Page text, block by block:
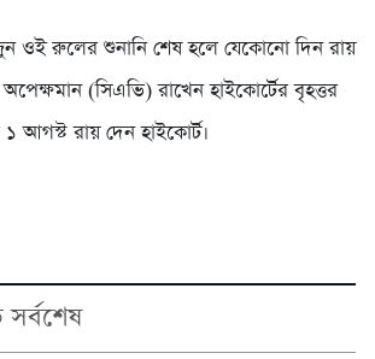
ওই রুলের শুনানি শেষ হলে যেকোনো দিন রায়
(সিএভি) রাখেন হাইকোর্টের বৃহত্তর
১ আগস্ট রায় দেন হাইকোর্ট।